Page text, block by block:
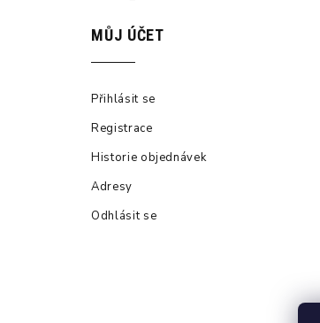
MŮJ ÚČET
Přihlásit se
Registrace
Historie objednávek
Adresy
Odhlásit se